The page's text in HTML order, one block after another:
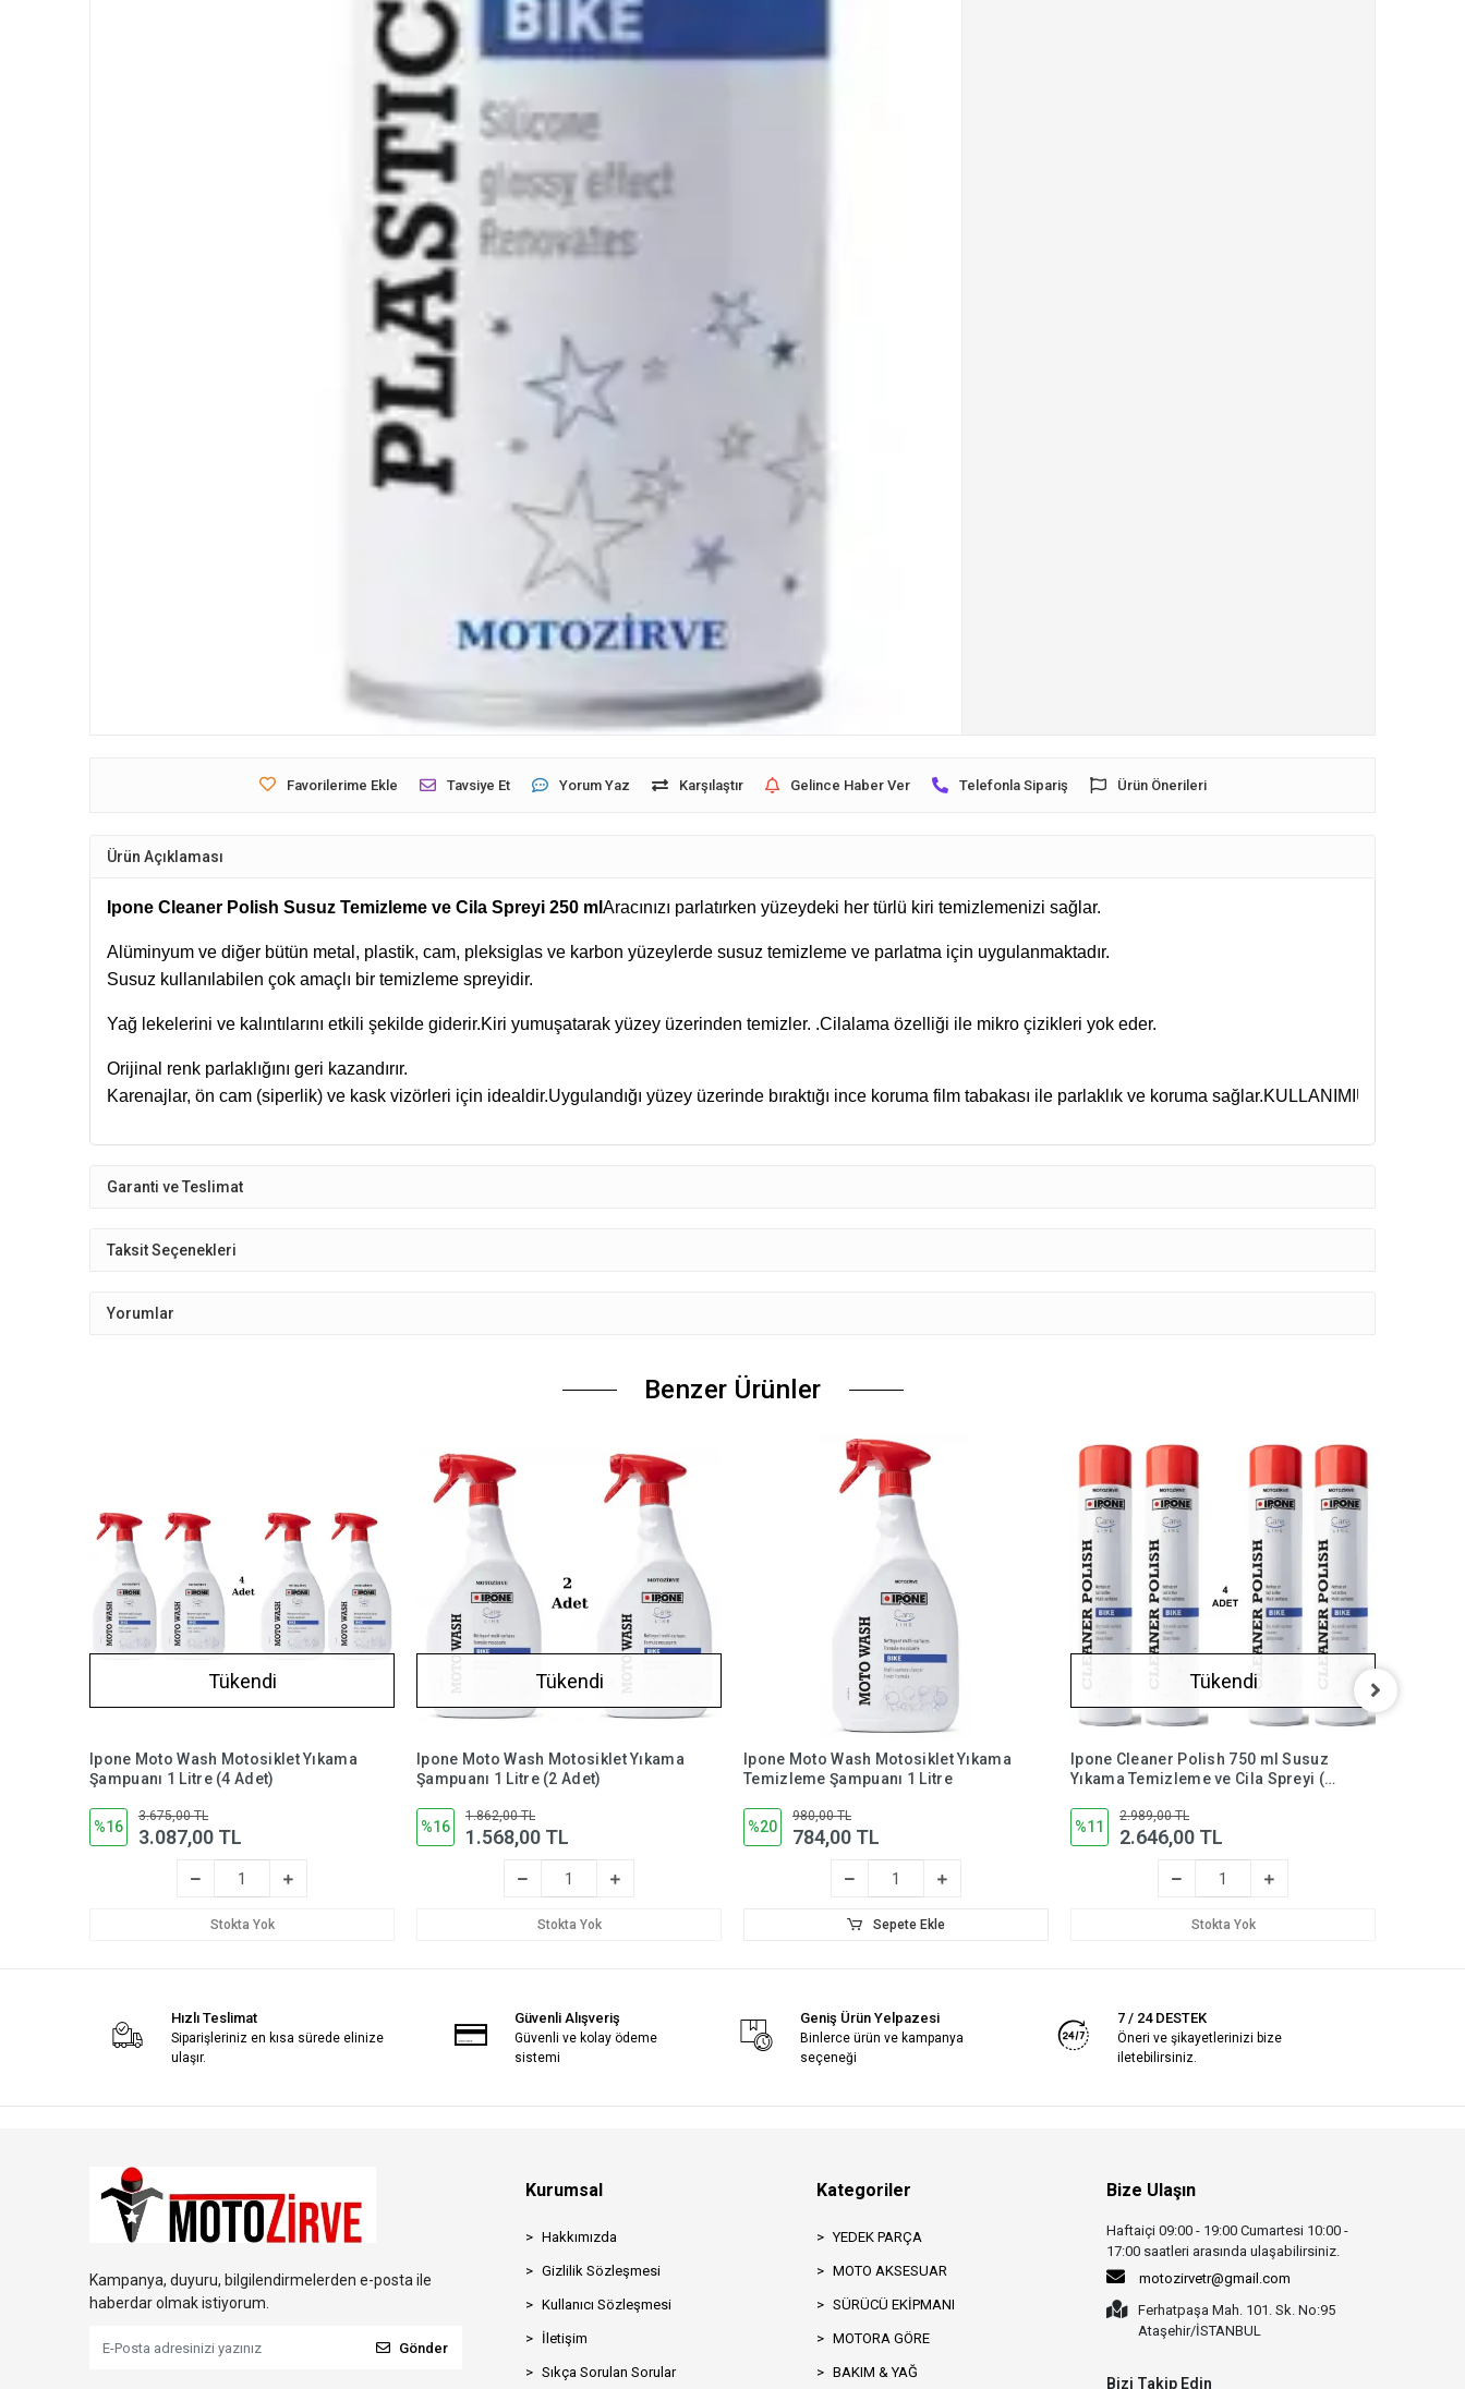
Favorilerime Ekle Tavsiye Et Yorum Yaz Karşılaştır Gelince Haber Ver Telefonla Sipariş Ürün Önerileri
Ürün Açıklaması
Ipone Cleaner Polish Susuz Temizleme ve Cila Spreyi 250 ml Aracınızı parlatırken yüzeydeki her türlü kiri temizlemenizi sağlar.
Susuz kullanılabilen çok amaçlı bir temizleme spreyidir.
Yağ lekelerini ve kalıntılarını etkili şekilde giderir.Kiri yumuşatarak yüzey üzerinden temizler. .Cilalama özelliği ile mikro çizikleri yok eder.
Karenajlar, ön cam (siperlik) ve kask vizörleri için idealdir.Uygulandığı yüzey üzerinde bıraktığı ince koruma film tabakası ile parlaklık ve koruma sağlar.KULLANIMI Ürünü, kirli
Garanti ve Teslimat
Taksit Seçenekleri
Yorumlar
Benzer Ürünler
Tükendi
Ipone Moto Wash Motosiklet Yıkama
Şampuanı 1 Litre (4 Adet)
%16
3.675,00 TL
3.087,00 TL
Stokta Yok
Tükendi
Ipone Moto Wash Motosiklet Yıkama
Şampuanı 1 Litre (2 Adet)
%16
1.862,00 TL
1.568,00 TL
Stokta Yok
Ipone Moto Wash Motosiklet Yıkama
Temizleme Şampuanı 1 Litre
%20
980,00 TL
784,00 TL
Sepete Ekle
Tükendi
Ipone Cleaner Polish 750 ml Susuz
Yıkama Temizleme ve Cila Spreyi (4
%11
2.989,00 TL
2.646,00 TL
Stokta Yok
Hızlı Teslimat
Siparişleriniz en kısa sürede elinize
ulaşır.
Güvenli Alışveriş
Güvenli ve kolay ödeme
sistemi
Geniş Ürün Yelpazesi
Binlerce ürün ve kampanya
seçeneği
7 / 24 DESTEK
Öneri ve şikayetlerinizi bize
iletebilirsiniz.
Kampanya, duyuru, bilgilendirmelerden e-posta ile
haberdar olmak istiyorum.
Gönder
Kurumsal
Hakkımızda
Gizlilik Sözleşmesi
Kullanıcı Sözleşmesi
İletişim
Sıkça Sorulan Sorular
Kategoriler
YEDEK PARÇA
MOTO AKSESUAR
SÜRÜCÜ EKİPMANI
MOTORA GÖRE
BAKIM & YAĞ
Bize Ulaşın
Haftaiçi 09:00 - 19:00 Cumartesi 10:00 -
17:00 saatleri arasında ulaşabilirsiniz.
motozirvetr@gmail.com
Ferhatpaşa Mah. 101. Sk. No:95
Ataşehir/İSTANBUL
Bizi Takip Edin